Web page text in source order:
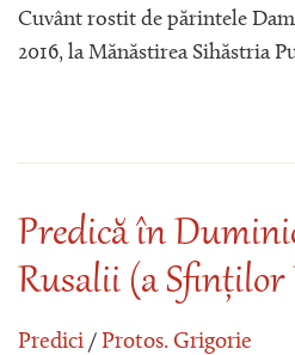
Cuvânt rostit de părintele
2016, la Mănăstirea Sihăstria
Predică în
Rusalii (a Sfinților
Predici / Protos. Grigorie